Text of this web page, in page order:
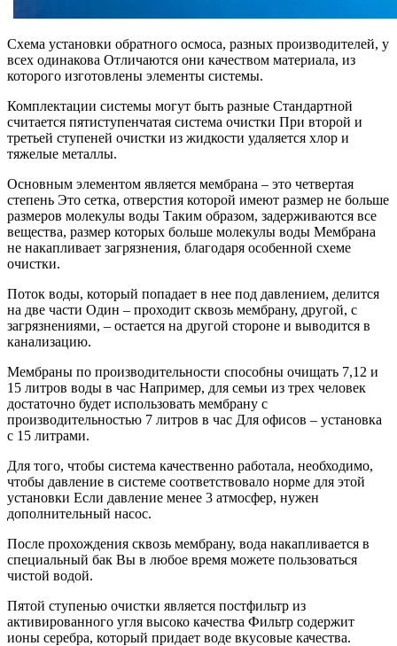
Схема установки обратного осмоса, разных производителей, у
всех одинакова Отличаются они качеством материала, из
которого изготовлены элементы системы.
Комплектации системы могут быть разные Стандартной
считается пятиступенчатая система очистки При второй и
третьей ступеней очистки из жидкости удаляется хлор и
тяжелые металлы.
Основным элементом является мембрана – это четвертая
степень Это сетка, отверстия которой имеют размер не больше
размеров молекулы воды Таким образом, задерживаются все
вещества, размер которых больше молекулы воды Мембрана
не накапливает загрязнения, благодаря особенной схеме
очистки.
Поток воды, который попадает в нее под давлением, делится
на две части Один – проходит сквозь мембрану, другой, с
загрязнениями, – остается на другой стороне и выводится в
канализацию.
Мембраны по производительности способны очищать 7,12 и
15 литров воды в час Например, для семьи из трех человек
достаточно будет использовать мембрану с
производительностью 7 литров в час Для офисов – установка
с 15 литрами.
Для того, чтобы система качественно работала, необходимо,
чтобы давление в системе соответствовало норме для этой
установки Если давление менее 3 атмосфер, нужен
дополнительный насос.
После прохождения сквозь мембрану, вода накапливается в
специальный бак Вы в любое время можете пользоваться
чистой водой.
Пятой ступенью очистки является постфильтр из
активированного угля высоко качества Фильтр содержит
ионы серебра, который придает воде вкусовые качества.